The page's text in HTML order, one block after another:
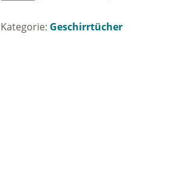
Kategorie: Geschirrtücher